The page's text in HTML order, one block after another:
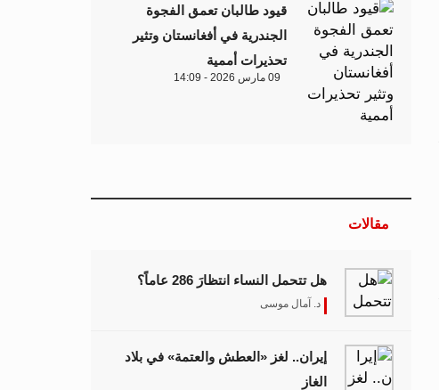
قيود طالبان تعمق الفجوة
الجندرية في أفغانستان وتثير
تحذيرات أممية
09 مارس 2026 - 14:09
مقالات
هل تتحمل النساء انتظارَ 286 عاماً؟
د. آمال موسى
إيران.. لغز «العطش والعتمة» في بلاد
الغاز